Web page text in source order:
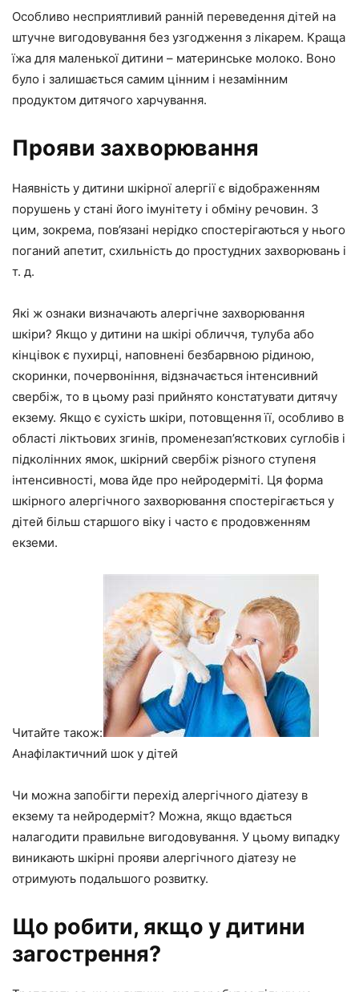
Особливо несприятливий ранній переведення дітей на
штучне вигодовування без узгодження з лікарем. Краща
їжа для маленької дитини – материнське молоко. Воно
було і залишається самим цінним і незамінним
продуктом дитячого харчування.
Прояви захворювання
Наявність у дитини шкірної алергії є відображенням
порушень у стані його імунітету і обміну речовин. З
цим, зокрема, пов’язані нерідко спостерігаються у нього
поганий апетит, схильність до простудних захворювань і
т. д.
Які ж ознаки визначають алергічне захворювання
шкіри? Якщо у дитини на шкірі обличчя, тулуба або
кінцівок є пухирці, наповнені безбарвною рідиною,
скоринки, почервоніння, відзначається інтенсивний
свербіж, то в цьому разі прийнято констатувати дитячу
екзему. Якщо є сухість шкіри, потовщення її, особливо в
області ліктьових згинів, променезап’ясткових суглобів і
підколінних ямок, шкірний свербіж різного ступеня
інтенсивності, мова йде про нейродерміті. Ця форма
шкірного алергічного захворювання спостерігається у
дітей більш старшого віку і часто є продовженням
екземи.
Читайте також:
Анафілактичний шок у дітей
Чи можна запобігти перехід алергічного діатезу в
екзему та нейродерміт? Можна, якщо вдається
налагодити правильне вигодовування. У цьому випадку
виникають шкірні прояви алергічного діатезу не
отримують подальшого розвитку.
Що робити, якщо у дитини
загострення?